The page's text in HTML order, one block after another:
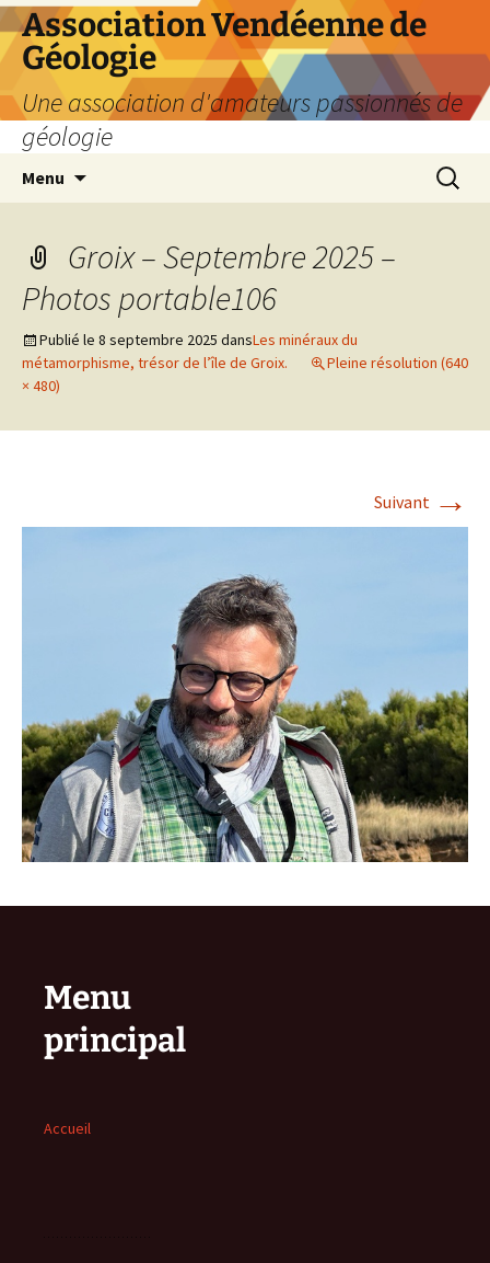
Aller
au
contenu
Association Vendéenne de
Géologie
Une association d'amateurs passionnés de
géologie
Menu
Groix – Septembre 2025 –
Photos portable106
Publié le 8 septembre 2025 dansLes minéraux du
métamorphisme, trésor de l’île de Groix.
Pleine résolution (640
× 480)
Suivant →
Menu
principal
Accueil